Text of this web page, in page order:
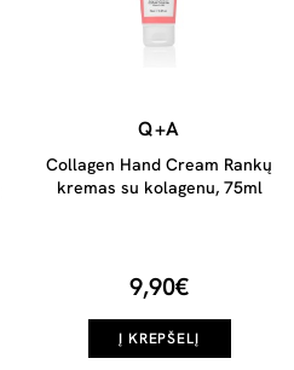
Q+A
Collagen Hand Cream Rankų
kremas su kolagenu, 75ml
9,90€
Į KREPŠELĮ